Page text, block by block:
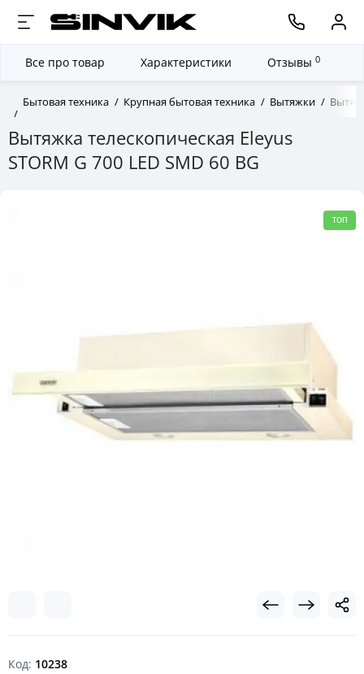
Бытовая техника Крупная бытовая техника Вытяжки
Вытяжка телескопическая Eleyus
STORM G 700 LED SMD 60 BG
Все про товар Характеристики Отзывы 0
ТОП
Код: 10238